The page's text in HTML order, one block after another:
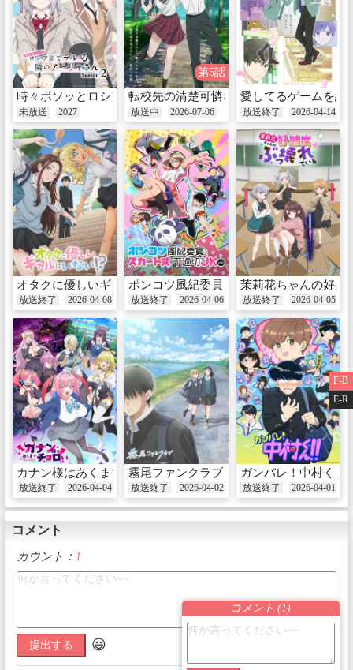
時々ボソッとロシア語でデレる隣のアーリャさん Season 2
未放送 2027
第5話
転校先の清楚可憐な美少女が、昔男子と
放送中 2026-07-06
愛してるゲームを終
放送終了 2026-04-14
オタクに優しいギャルはいない!?
放送終了 2026-04-08
ポンコツ風紀委員とスカート丈が不適切
放送終了 2026-04-06
茉莉花ちゃんの好感
放送終了 2026-04-05
カナン様はあくまでチョロい
放送終了 2026-04-04
霧尾ファンクラブ
放送終了 2026-04-02
ガンバレ！中村くん
放送終了 2026-04-01
コメント
カウント： 1
提出する 😃
コメント (1 )
F-B
E-R